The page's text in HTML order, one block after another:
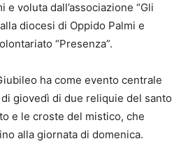
e voluta dall’associazione “Gli
diocesi di Oppido Palmi e
“Presenza”.
ha come evento centrale
di giovedì di due reliquie del santo
e le croste del mistico, che
alla giornata di domenica.